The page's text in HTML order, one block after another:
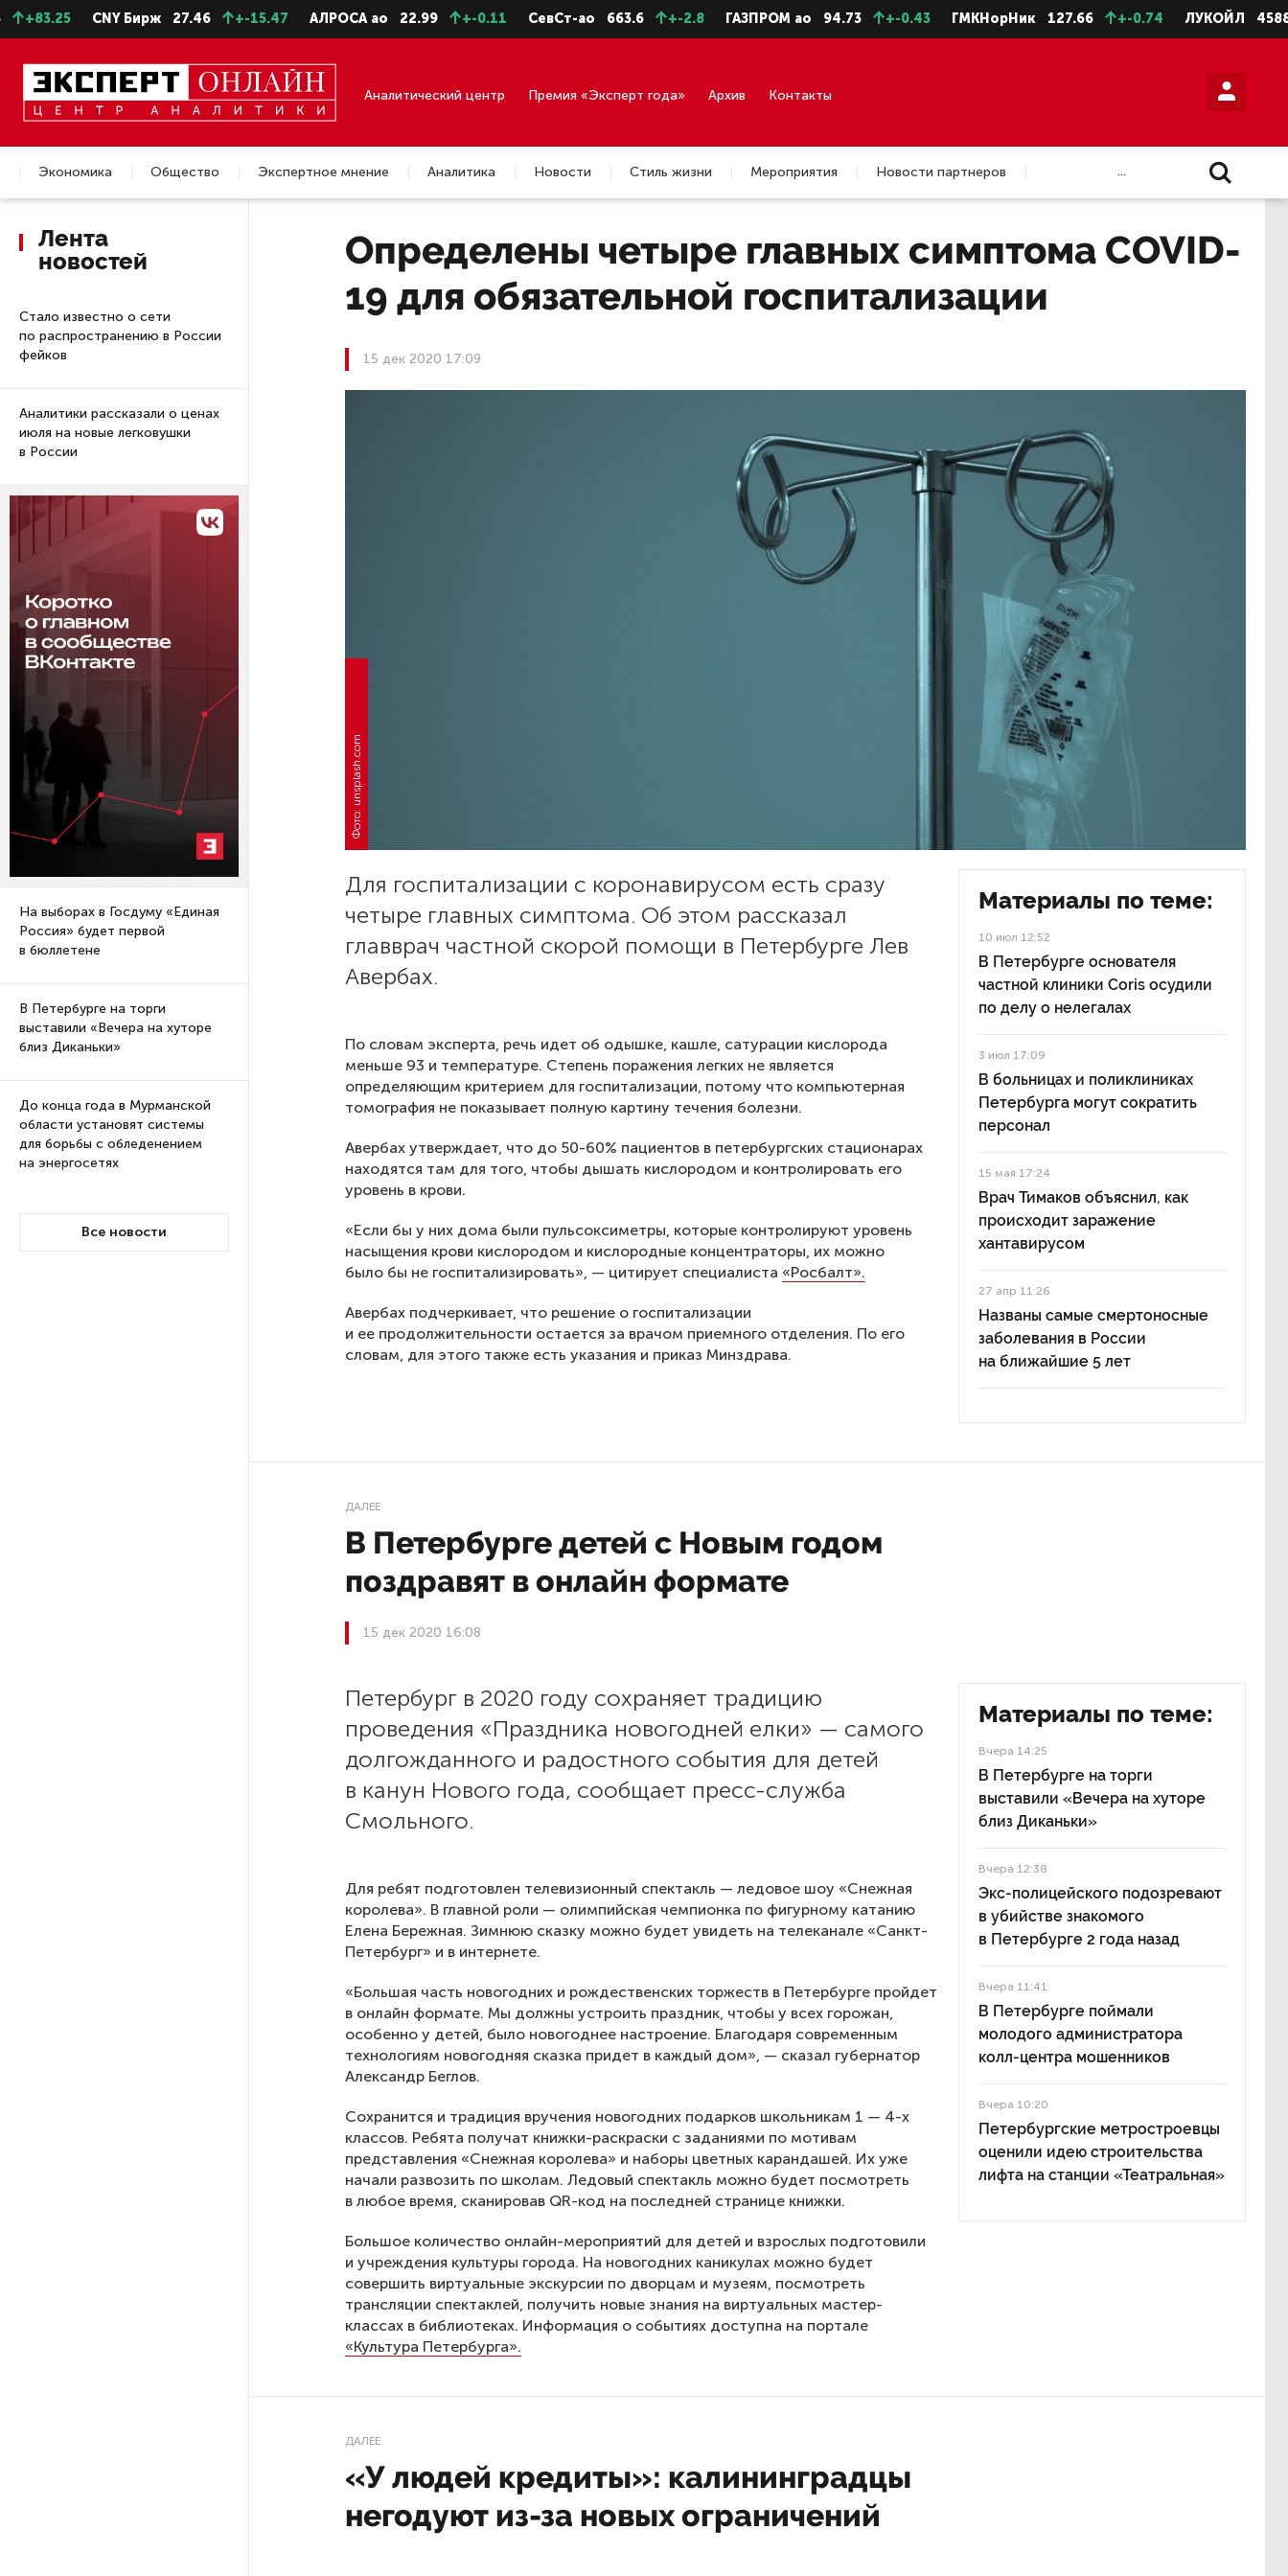
+83.25 CNY Бирж 27.46 +-15.47 АЛРОСА ао 22.99 +-0.11 СевСт-ао 663.6 +-2.8 ГАЗПРОМ ао 94.73 +-0.43 ГМКНорНик 127.66 +-0.74 ЛУКОЙЛ 4588.5
Аналитический центр Премия «Эксперт года» Архив Контакты
Экономика Общество Экспертное мнение Аналитика Новости Стиль жизни Мероприятия
Новости партнеров
Недвижимость
...
Лента
новостей
Стало известно о сети
по распространению в России
фейков
Аналитики рассказали о ценах
июля на новые легковушки
в России
На выборах в Госдуму «Единая
Россия» будет первой
в бюллетене
В Петербурге на торги
выставили «Вечера на хуторе
близ Диканьки»
До конца года в Мурманской
области установят системы
для борьбы с обледенением
на энергосетях
подозревают в убийстве
Все новости
Определены четыре главных симптома COVID-
19 для обязательной госпитализации
15 дек 2020 17:09
Фото: unsplash.com
Для госпитализации с коронавирусом есть сразу
четыре главных симптома. Об этом рассказал
главврач частной скорой помощи в Петербурге Лев
Авербах.
По словам эксперта, речь идет об одышке, кашле, сатурации кислорода
меньше 93 и температуре. Степень поражения легких не является
определяющим критерием для госпитализации, потому что компьютерная
томография не показывает полную картину течения болезни.
Авербах утверждает, что до 50-60% пациентов в петербургских стационарах
находятся там для того, чтобы дышать кислородом и контролировать его
уровень в крови.
«Если бы у них дома были пульсоксиметры, которые контролируют уровень
насыщения крови кислородом и кислородные концентраторы, их можно
было бы не госпитализировать», — цитирует специалиста «Росбалт».
Авербах подчеркивает, что решение о госпитализации
и ее продолжительности остается за врачом приемного отделения. По его
словам, для этого также есть указания и приказ Минздрава.
Материалы по теме:
10 июл 12:52
В Петербурге основателя
частной клиники Coris осудили
по делу о нелегалах
3 июл 17:09
В больницах и поликлиниках
Петербурга могут сократить
персонал
15 мая 17:24
Врач Тимаков объяснил, как
происходит заражение
хантавирусом
27 апр 11:26
Названы самые смертоносные
заболевания в России
на ближайшие 5 лет
ДАЛЕЕ
В Петербурге детей с Новым годом
поздравят в онлайн формате
15 дек 2020 16:08
Петербург в 2020 году сохраняет традицию
проведения «Праздника новогодней елки» — самого
долгожданного и радостного события для детей
в канун Нового года, сообщает пресс-служба
Смольного.
Для ребят подготовлен телевизионный спектакль — ледовое шоу «Снежная
королева». В главной роли — олимпийская чемпионка по фигурному катанию
Елена Бережная. Зимнюю сказку можно будет увидеть на телеканале «Санкт-
Петербург» и в интернете.
«Большая часть новогодних и рождественских торжеств в Петербурге пройдет
в онлайн формате. Мы должны устроить праздник, чтобы у всех горожан,
особенно у детей, было новогоднее настроение. Благодаря современным
технологиям новогодняя сказка придет в каждый дом», — сказал губернатор
Александр Беглов.
Сохранится и традиция вручения новогодних подарков школьникам 1 — 4-х
классов. Ребята получат книжки-раскраски с заданиями по мотивам
представления «Снежная королева» и наборы цветных карандашей. Их уже
начали развозить по школам. Ледовый спектакль можно будет посмотреть
в любое время, сканировав QR-код на последней странице книжки.
Большое количество онлайн-мероприятий для детей и взрослых подготовили
и учреждения культуры города. На новогодних каникулах можно будет
совершить виртуальные экскурсии по дворцам и музеям, посмотреть
трансляции спектаклей, получить новые знания на виртуальных мастер-
классах в библиотеках. Информация о событиях доступна на портале
«Культура Петербурга».
Материалы по теме:
Вчера 14:25
В Петербурге на торги
выставили «Вечера на хуторе
близ Диканьки»
Вчера 12:38
Экс-полицейского подозревают
в убийстве знакомого
в Петербурге 2 года назад
Вчера 11:41
В Петербурге поймали
молодого администратора
колл-центра мошенников
Вчера 10:20
Петербургские метростроевцы
оценили идею строительства
лифта на станции «Театральная»
ДАЛЕЕ
«У людей кредиты»: калининградцы
негодуют из-за новых ограничений